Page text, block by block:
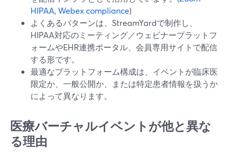
HIPAA,Webex compliance)
よくあるパターンは、StreamYardで制作し、
HIPAA対応のミーティング／ウェビナープラットフ
ォームやEHR連携ポータル、会員専用サイトで配信
する形です。
最適なプラットフォーム構成は、イベントが臨床医
限定か、一般公開か、または特定患者情報を扱うか
によって異なります。
医療バーチャルイベントが他と異な
る理由